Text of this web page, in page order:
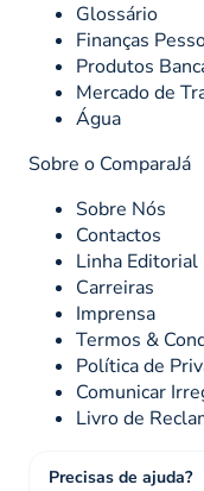
Glossário
Finanças
Produtos
Mercado de
Água
Sobre o ComparaJá
Sobre Nós
Contactos
Linha Editorial
Carreiras
Imprensa
Termos &
Política de
Comunicar
Livro de
Precisas de ajuda?